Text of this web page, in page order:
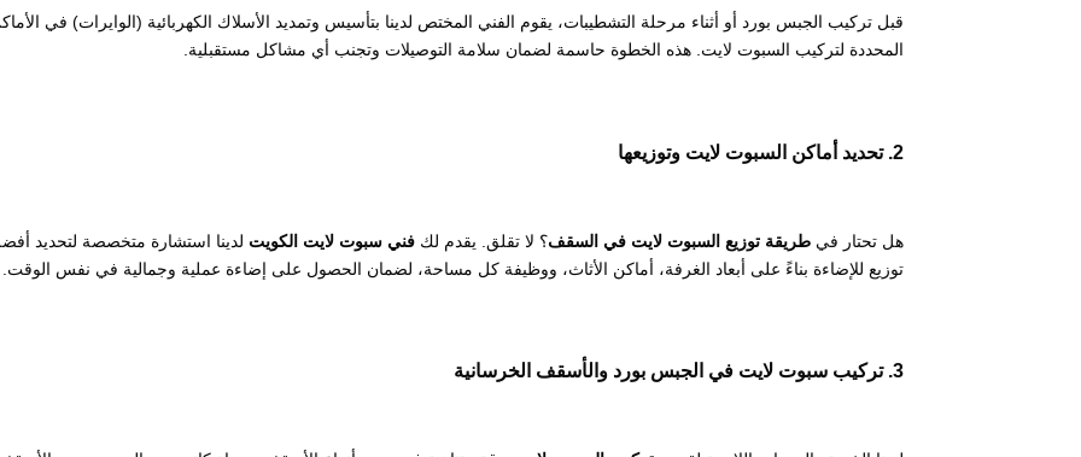
قبل تركيب الجبس بورد أو أثناء مرحلة التشطيبات، يقوم الفني المختص لدينا بتأسيس وتمديد الأسلاك الكهربائية (الوايرات) في
المحددة لتركيب السبوت لايت. هذه الخطوة حاسمة لضمان سلامة التوصيلات وتجنب أي مشاكل مستقبلية.
2. تحديد أماكن السبوت لايت وتوزيعها
هل تحتار في طريقة توزيع السبوت لايت في السقف؟ لا تقلق. يقدم لك فني سبوت لايت الكويت لدينا استشارة متخصصة لتحديد
توزيع للإضاءة بناءً على أبعاد الغرفة، أماكن الأثاث، ووظيفة كل مساحة، لضمان الحصول على إضاءة عملية وجمالية في نفس الوقت.
3. تركيب سبوت لايت في الجبس بورد والأسقف الخرسانية